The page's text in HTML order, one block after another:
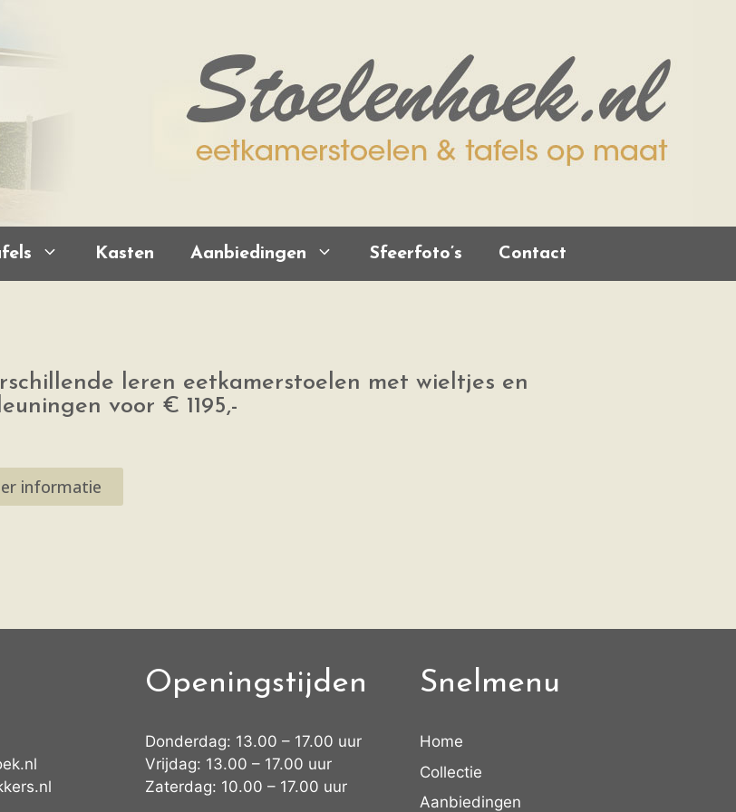
Kasten Aanbiedingen Sfeerfoto’s Contact
leren eetkamerstoelen met wieltjes en
voor € 1195,-
informatie
Openingstijden
Donderdag: 13.00 – 17.00 uur
Vrijdag: 13.00 – 17.00 uur
Zaterdag: 10.00 – 17.00 uur
Snelmenu
Home
Collectie
Aanbiedingen